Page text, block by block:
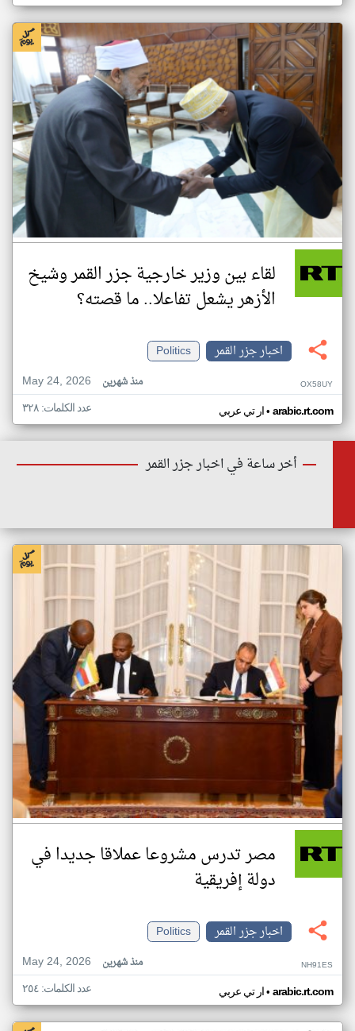
لقاء بين وزير خارجية جزر القمر وشيخ
الأزهر يشعل تفاعلا.. ما قصته؟
اخبار جزر القمر
Politics
May 24, 2026
منذ شهرين OX58UY
ار تي عربي• arabic.rt.com عدد الكلمات: ٣٢٨
أخر ساعة في اخبار جزر القمر
مصر تدرس مشروعا عملاقا جديدا في
دولة إفريقية
اخبار جزر القمر
Politics
May 24, 2026
منذ شهرين NH91ES
ار تي عربي• arabic.rt.com عدد الكلمات: ٢٥٤